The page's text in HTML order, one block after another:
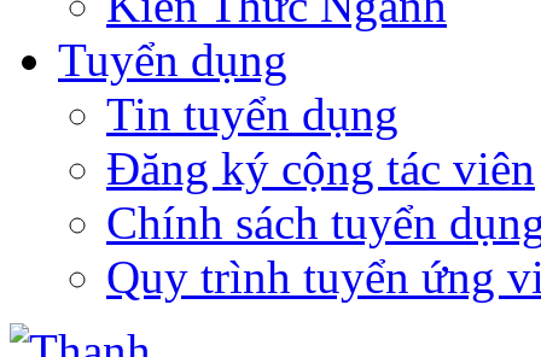
Tuyển dụng
Tin tuyển dụng
Đăng ký cộng tác viên
Chính sách tuyển
Quy trình tuyển ứng